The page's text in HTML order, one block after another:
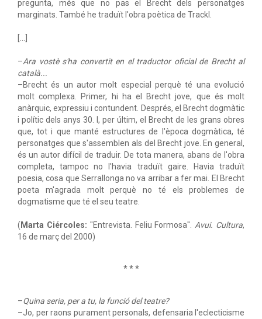
pregunta, més que no pas el Brecht dels personatges
marginats. També he traduït l'obra poètica de Trackl.
–Ara vostè s'ha convertit en el traductor oficial de Brecht al
català...
–Brecht és un autor molt especial perquè té una evolució
molt complexa. Primer, hi ha el Brecht jove, que és molt
anàrquic, expressiu i contundent. Després, el Brecht dogmàtic
i polític dels anys 30. I, per últim, el Brecht de les grans obres
que, tot i que manté estructures de l'època dogmàtica, té
personatges que s'assemblen als del Brecht jove. En general,
és un autor difícil de traduir. De tota manera, abans de l'obra
completa, tampoc no l'havia traduït gaire. Havia traduït
poesia, cosa que Serrallonga no va arribar a fer mai. El Brecht
poeta m'agrada molt perquè no té els problemes de
dogmatisme que té el seu teatre.
( Marta Ciércoles: "Entrevista. Feliu Formosa". Avui. Cultura,
16 de març del 2000)
* * *
–Quina seria, per a tu, la funció del teatre?
–Jo, per raons purament personals, defensaria l'eclecticisme